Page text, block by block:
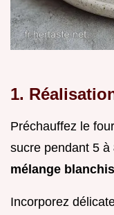
1.
Préchauffez le
sucre pendant 5 à
mélange
Incorporez